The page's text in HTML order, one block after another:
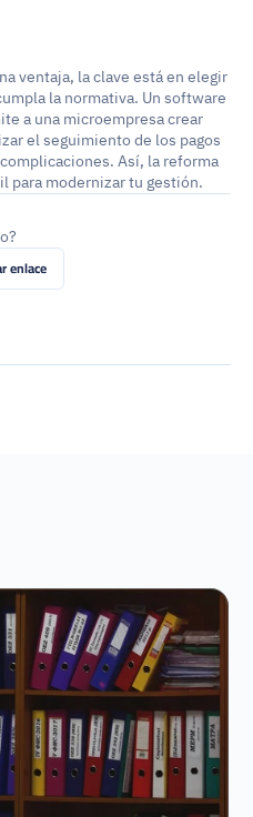
ventaja, la clave está en elegir
la normativa. Un software
a una microempresa crear
el seguimiento de los pagos
Así, la reforma
para modernizar tu gestión.
enlace